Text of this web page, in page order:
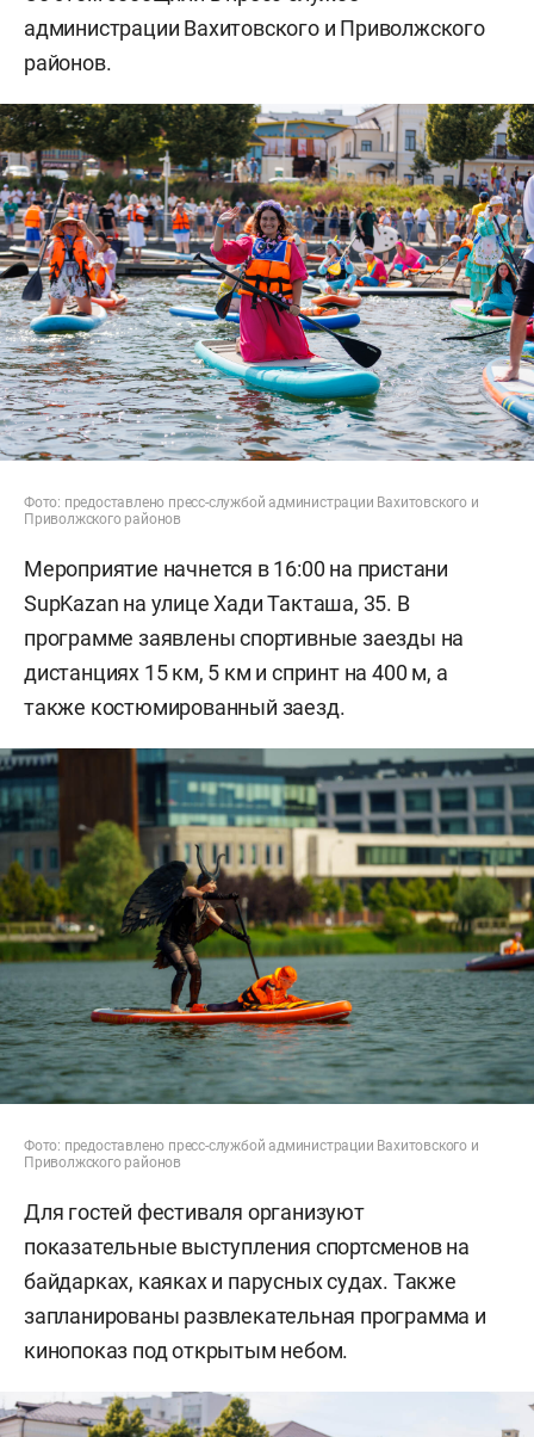
администрации Вахитовского и Приволжского
районов.
Фото: предоставлено пресс-службой администрации Вахитовского и
Приволжского районов
Мероприятие начнется в 16:00 на пристани
SupKazan на улице Хади Такташа, 35. В
программе заявлены спортивные заезды на
дистанциях 15 км, 5 км и спринт на 400 м, а
также костюмированный заезд.
Фото: предоставлено пресс-службой администрации Вахитовского и
Приволжского районов
Для гостей фестиваля организуют
показательные выступления спортсменов на
байдарках, каяках и парусных судах. Также
запланированы развлекательная программа и
кинопоказ под открытым небом.